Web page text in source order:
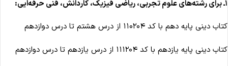
دینی پایه دهم با کد ۱۱۰۲۰۴ از درس هشتم تا درس دوازدهم
دینی پایه یازدهم با کد ۱۱۱۲۰۴ از درس یازدهم تا درس دوازدهم